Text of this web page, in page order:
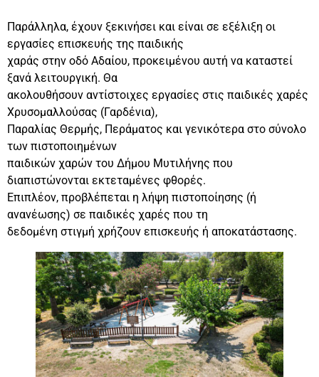
Παράλληλα, έχουν ξεκινήσει και είναι σε εξέλιξη οι
εργασίες επισκευής της παιδικής
χαράς στην οδό Αδαίου, προκειμένου αυτή να καταστεί
ξανά λειτουργική. Θα
ακολουθήσουν αντίστοιχες εργασίες στις παιδικές χαρές
Χρυσομαλλούσας (Γαρδένια),
Παραλίας Θερμής, Περάματος και γενικότερα στο σύνολο
των πιστοποιημένων
παιδικών χαρών του Δήμου Μυτιλήνης που
διαπιστώνονται εκτεταμένες φθορές.
Επιπλέον, προβλέπεται η λήψη πιστοποίησης (ή
ανανέωσης) σε παιδικές χαρές που τη
δεδομένη στιγμή χρήζουν επισκευής ή αποκατάστασης.